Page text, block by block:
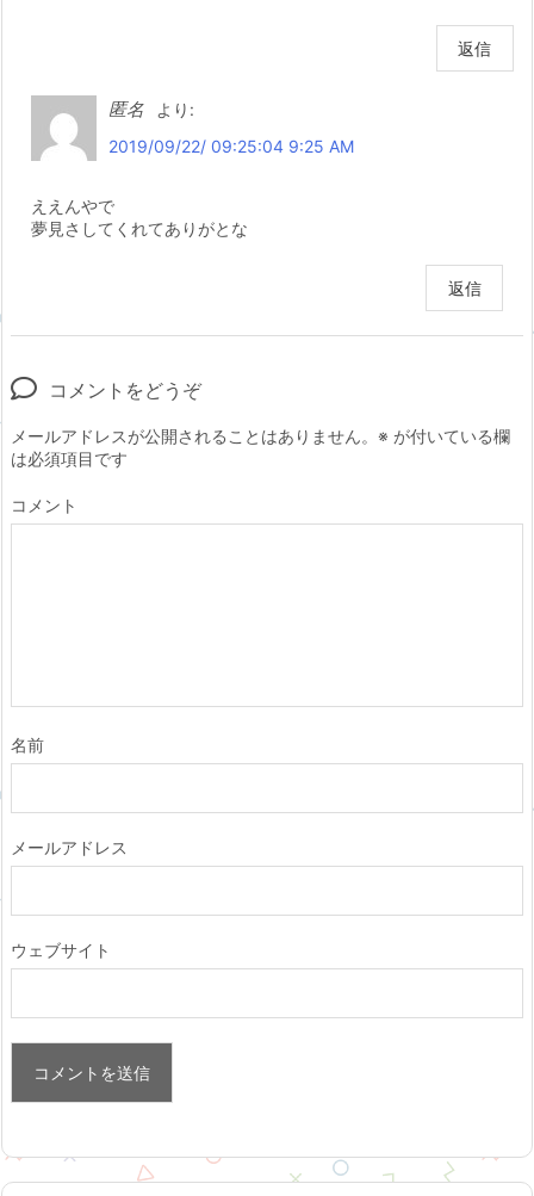
返信
匿名
より:
2019/09/22/ 09:25:04 9:25 AM
ええんやで
夢見さしてくれてありがとな
返信
コメントをどうぞ
メールアドレスが公開されることはありません。 ※ が付いている欄
は必須項目です
コメント
名前
メールアドレス
ウェブサイト